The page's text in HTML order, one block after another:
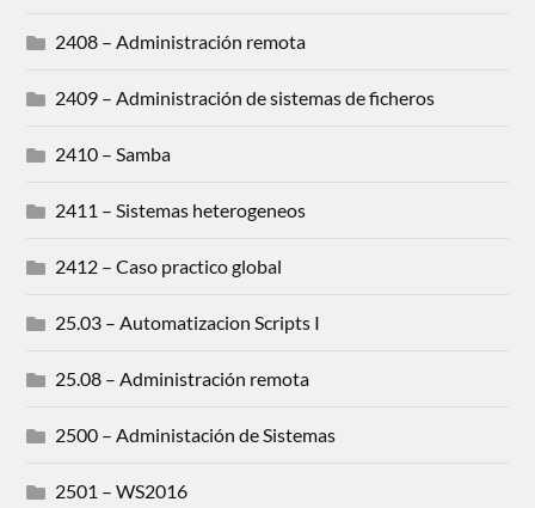
2408 – Administración remota
2409 – Administración de sistemas de ficheros
2410 – Samba
2411 – Sistemas heterogeneos
2412 – Caso practico global
25.03 – Automatizacion Scripts I
25.08 – Administración remota
2500 – Administación de Sistemas
2501 – WS2016